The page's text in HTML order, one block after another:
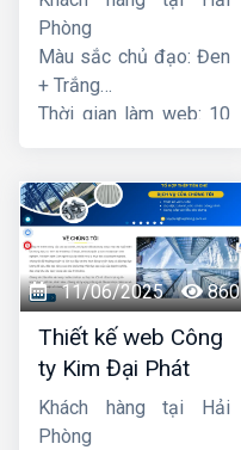
Phòng
Màu sắc chủ đạo: Đen
+ Trắng
Thời gian làm web: 10
11/06/2025 860
Thiết kế web Công
ty Kim Đại Phát
Khách hàng tại Hải
Phòng